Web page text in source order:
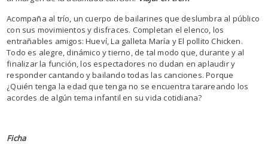
Acompaña al trío, un cuerpo de bailarines que deslumbra al público
con sus movimientos y disfraces. Completan el elenco, los
entrañables amigos: Hueví, La galleta María y El pollito Chicken.
Todo es alegre, dinámico y tierno, de tal modo que, durante y al
finalizar la función, los espectadores no dudan en aplaudir y
responder cantando y bailando todas las canciones. Porque
¿Quién tenga la edad que tenga no se encuentra tarareando los
acordes de algún tema infantil en su vida cotidiana?
Ficha